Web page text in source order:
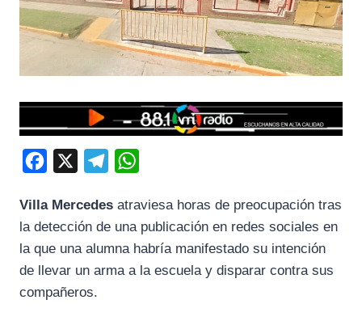
c
e
b
l
e
g
a
t
s
Villa Mercedes atraviesa horas de preocupación tras
la detección de una publicación en redes sociales en
la que una alumna habría manifestado su intención
de llevar un arma a la escuela y disparar contra sus
compañeros.